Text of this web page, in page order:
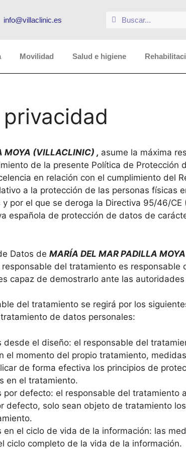
info@villaclinic.es
Movilidad Salud e higiene
MOYA (VILLACLINIC) , asume la máxima
de la presente Política de
en relación con el cumplimiento del
a la protección de las personas físicas
por el que se deroga la Directiva 95/46/
española de protección de datos de
Datos de MARÍA DEL MAR PADILLA
del tratamiento es
capaz de demostrarlo ante las
del tratamiento se regirá por los
de datos personales:
desde el diseño: el responsable del
el momento del propio tratamiento,
de forma efectiva los principios de
en el tratamiento.
por defecto: el responsable del tratamiento
defecto, solo sean objeto de tratamiento
en el ciclo de vida de la información: las
ciclo completo de la vida de la información.